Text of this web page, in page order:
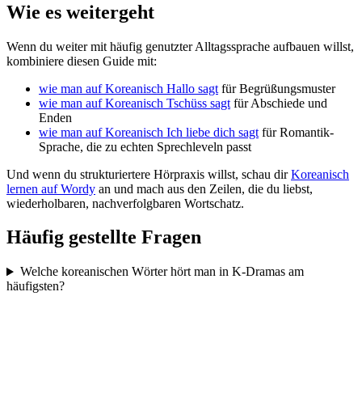
Wie es weitergeht
Wenn du weiter mit häufig genutzter Alltagssprache aufbauen willst,
kombiniere diesen Guide mit:
wie man auf Koreanisch Hallo sagt für Begrüßungsmuster
wie man auf Koreanisch Tschüss sagt für Abschiede und
Enden
wie man auf Koreanisch Ich liebe dich sagt für Romantik-
Sprache, die zu echten Sprechleveln passt
Und wenn du strukturiertere Hörpraxis willst, schau dirKoreanisch
lernen auf Wordy an und mach aus den Zeilen, die du liebst,
wiederholbaren, nachverfolgbaren Wortschatz.
Häufig gestellte Fragen
Welche koreanischen Wörter hört man in K-Dramas am
häufigsten?